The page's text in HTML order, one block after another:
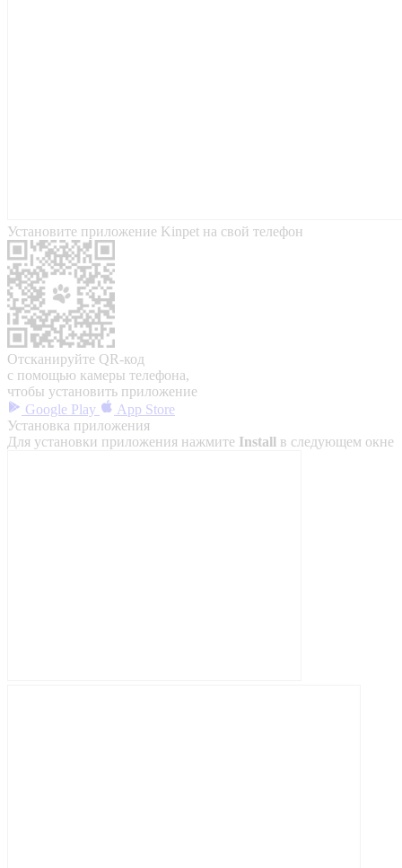
Установите приложение Kinpet на свой телефон
Отсканируйте QR-код
с помощью камеры телефона,
чтобы установить приложение
Google Play
App Store
Установка приложения
Для установки приложения нажмите Install в следующем окне